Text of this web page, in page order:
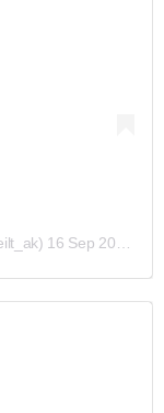
16 Sep 2019 kl. 11:30 PDT